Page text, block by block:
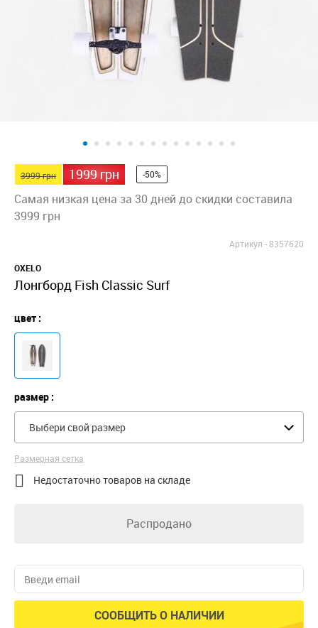
3999 грн 1999 грн -50%
Самая низкая цена за 30 дней до скидки составила
3999 грн
Артикул -8357620
OXELO
Лонгборд Fish Classic Surf
цвет :
размер :
Выбери свой размер
Размерная сетка
 Недостаточно товаров на складе
Распродано
СООБЩИТЬ О НАЛИЧИИ